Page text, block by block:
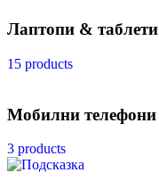
Лаптопи & таблети
15 products
Мобилни телефони
3 products